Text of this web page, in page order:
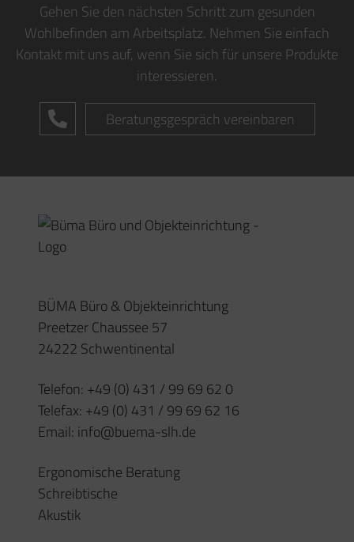
Gehen Sie den nächsten Schritt zum gesunden
Wohlbefinden am Arbeitsplatz. Nehmen Sie einfach
Kontakt mit uns auf, wenn Sie sich für unsere Produkte
interessieren.
Beratungsgespräch vereinbaren
BÜMA Büro & Objekteinrichtung
Preetzer Chaussee 57
24222 Schwentinental
Telefon: +49 (0) 431 / 99 69 62 0
Telefax: +49 (0) 431 / 99 69 62 16
Email: info@buema-slh.de
Ergonomische Beratung
Schreibtische
Akustik